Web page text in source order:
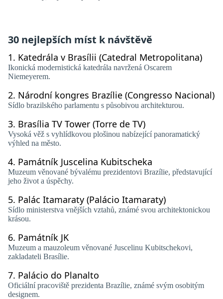
30 nejlepších míst k návštěvě
1. Katedrála v Brasílii (Catedral Metropolitana)
Ikonická modernistická katedrála navržená Oscarem
Niemeyerem.
2. Národní kongres Brazílie (Congresso Nacional)
Sídlo brazilského parlamentu s působivou architekturou.
3. Brasília TV Tower (Torre de TV)
Vysoká věž s vyhlídkovou plošinou nabízející panoramatický
výhled na město.
4. Památník Juscelina Kubitscheka
Muzeum věnované bývalému prezidentovi Brazílie, představující
jeho život a úspěchy.
5. Palác Itamaraty (Palácio Itamaraty)
Sídlo ministerstva vnějších vztahů, známé svou architektonickou
krásou.
6. Památník JK
Muzeum a mauzoleum věnované Juscelinu Kubitschekovi,
zakladateli Brasílie.
7. Palácio do Planalto
Oficiální pracoviště prezidenta Brazílie, známé svým osobitým
designem.